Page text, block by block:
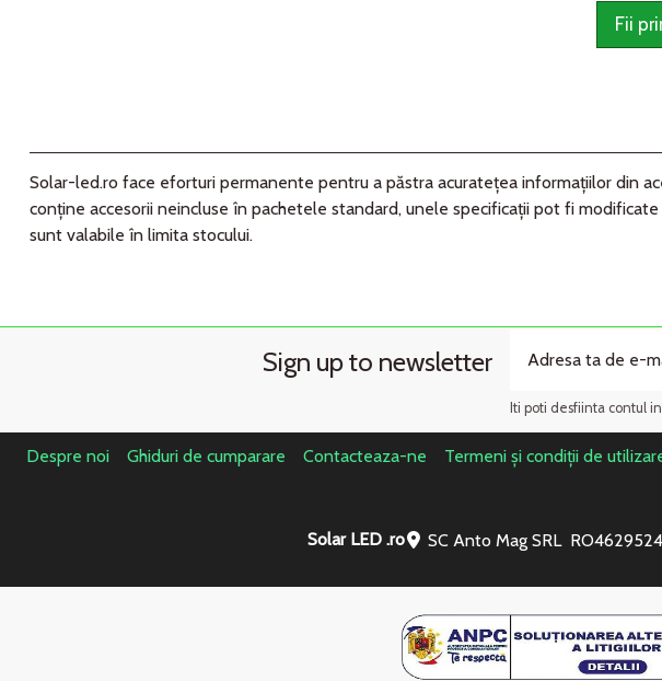
Fii
Solar-led.ro face eforturi permanente pentru a păstra acurateţea informaţiilor din
conţine accesorii neincluse în pachetele standard, unele specificaţii pot fi
sunt valabile în limita stocului.
Sign up to newsletter
Iti poti desfiinta contul
Despre noi Ghiduri de cumparare Contacteaza-ne Termeni și condiții de
Solar LED .ro SC Anto Mag SRL